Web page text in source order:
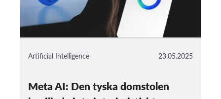
23.05.2025
Artificial Intelligence
Meta AI: Den tyska domstolen